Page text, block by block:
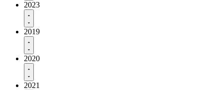
2023
2019
2020
2021